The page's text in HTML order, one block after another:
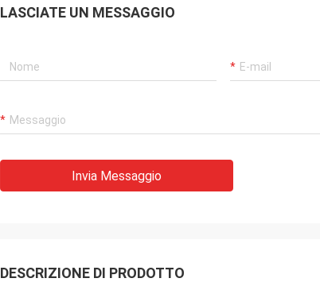
LASCIATE UN MESSAGGIO
Invia Messaggio
DESCRIZIONE DI PRODOTTO